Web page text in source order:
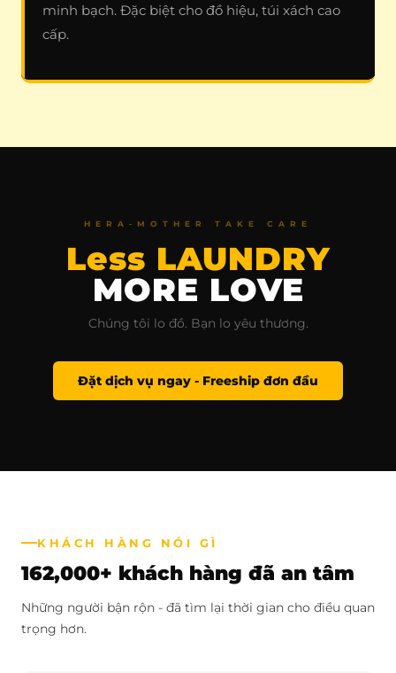
minh bạch. Đặc biệt cho đồ hiệu, túi xách cao
cấp.
HERA-MOTHER TAKE CARE
Less LAUNDRY
MORE LOVE
Chúng tôi lo đồ. Bạn lo yêu thương.
Đặt dịch vụ ngay - Freeship đơn đầu
KHÁCH HÀNG NÓI GÌ
162,000+ khách hàng đã an tâm
Những người bận rộn - đã tìm lại thời gian cho điều quan
trọng hơn.